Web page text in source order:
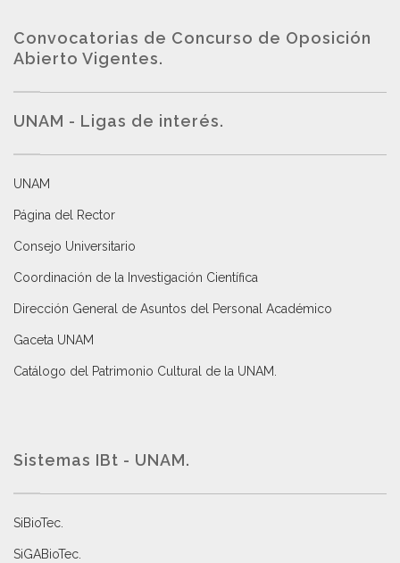
Convocatorias de Concurso de Oposición
Abierto Vigentes.
UNAM - Ligas de interés.
UNAM
Página del Rector
Consejo Universitario
Coordinación de la Investigación Científica
Dirección General de Asuntos del Personal Académico
Gaceta UNAM
Catálogo del Patrimonio Cultural de la UNAM.
Sistemas IBt - UNAM.
SiBioTec
SiGABioTec.